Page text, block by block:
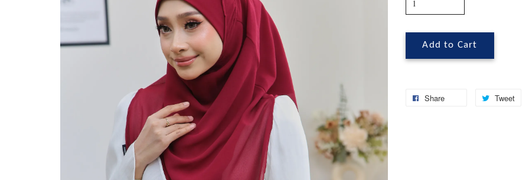
Add to Cart
Share Tweet